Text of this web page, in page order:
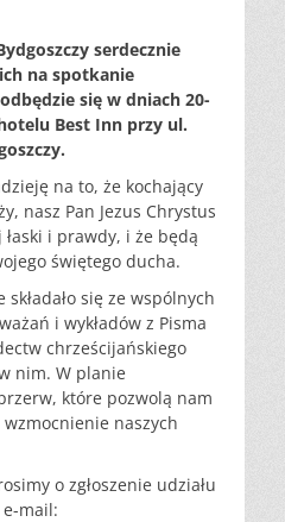
serdecznie
na spotkanie
się w dniach 20-
Best Inn przy ul.
na to, że kochający
nasz Pan Jezus Chrystus
i prawdy, i że będą
świętego ducha.
się ze wspólnych
i wykładów z Pisma
chrześcijańskiego
nim. W planie
które pozwolą nam
naszych
o zgłoszenie udziału
mail: